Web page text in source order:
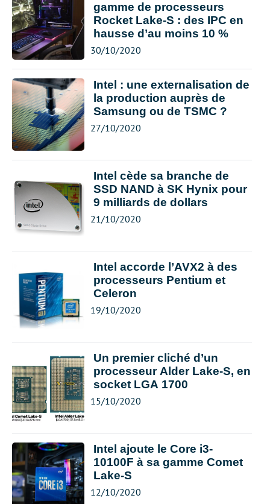
gamme de processeurs
Rocket Lake-S : des IPC en
hausse d’au moins 10 %
30/10/2020
Intel : une externalisation de
la production auprès de
Samsung ou de TSMC ?
27/10/2020
Intel cède sa branche de
SSD NAND à SK Hynix pour
9 milliards de dollars
21/10/2020
Intel accorde l’AVX2 à des
processeurs Pentium et
Celeron
19/10/2020
Un premier cliché d’un
processeur Alder Lake-S, en
socket LGA 1700
15/10/2020
Intel ajoute le Core i3-
10100F à sa gamme Comet
Lake-S
12/10/2020